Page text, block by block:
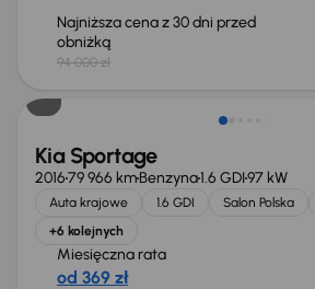
Najniższa cena z 30 dni przed
obniżką
94 000 zł
Taniej o 2 000 zł
Kia Sportage
201679 966 kmBenzyna1.6 GDI97 kW
Auta krajowe 1.6 GDI Salon Polska
+6 kolejnych
Miesięczna rata
od 369 zł